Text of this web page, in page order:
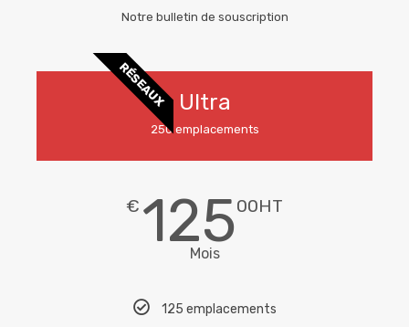
Notre bulletin de souscription
RÉSEAUX Ultra
250 emplacements
€ 12500HT
Mois
125 emplacements